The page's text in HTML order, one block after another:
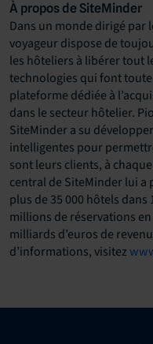
À propos de SiteMinder
Dans un monde dirigé par
voyageur dispose de
les hôteliers à libérer tout
technologies qui font
plateforme dédiée à
dans le secteur hôtelier.
SiteMinder a su
intelligentes pour
sont leurs clients, à
central de SiteMinder lui a
plus de 35 000 hôtels
millions de réservations
milliards d’euros de
d’informations, visitez